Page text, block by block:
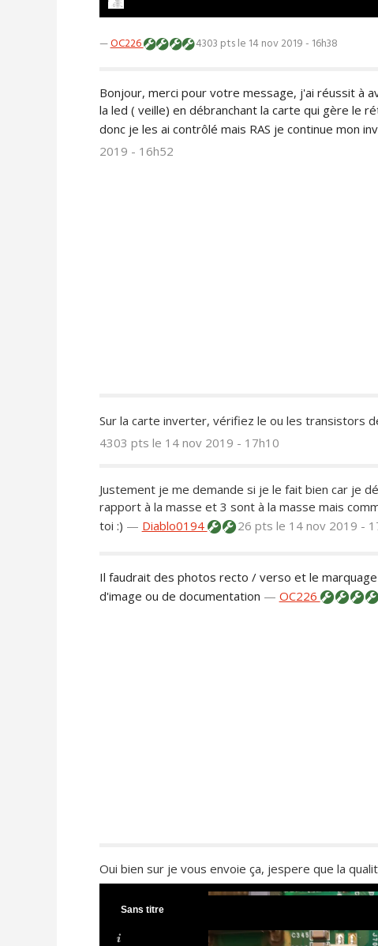
—OC226 4303 ptsle 14 nov 2019 - 16h38
Bonjour, merci pour votre message, j'ai réussit à
la led ( veille) en débranchant la carte qui gère le
donc je les ai contrôlé mais RAS je continue mon
2019 - 16h52
Sur la carte inverter, vérifiez le ou les transistors
4303 pts le 14 nov 2019 - 17h10
Justement je me demande si je le fait bien car je
rapport à la masse et 3 sont à la masse mais
toi :) — Diablo0194 26 pts le 14 nov 2019 -
Il faudrait des photos recto / verso et le
d'image ou de documentation — OC226
Oui bien sur je vous envoie ça, jespere que la
Sans titre